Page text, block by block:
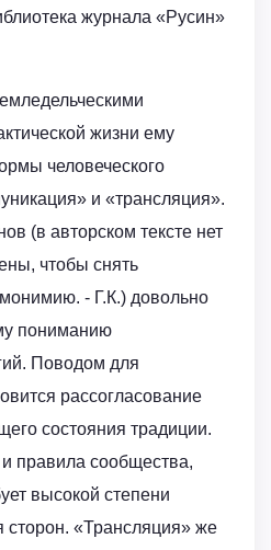
журнала «Русин»
жизни ему
человеческого
и «трансляция».
(в авторском тексте нет
чтобы снять
- Г.К.) довольно
пониманию
Поводом для
рассогласование
состояния традиции.
правила сообщества,
высокой степени
«Трансляция» же